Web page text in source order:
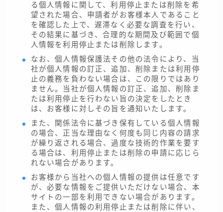
る個人情報に関して、利用停止または削除を希
望された場合、申請者がお客様本人であること
を確認した上で、遅滞なく必要な調査を行い、
その結果に基づき、合理的な期間及び範囲で個
人情報を利用停止または削除します。
なお、個人情報保護法その他の法令により、当
社が個人情報の訂正、追加、削除または利用停
止の義務を負わない場合は、この限りではあり
ません。当社が個人情報の訂正、追加、削除ま
たは利用停止を行わない旨の決定をしたとき
は、お客様に対しその旨を通知いたします。
また、関係法令に基づき保有している個人情報
の場合、正当な理由なく何度も同じ内容の請求
が繰り返される場合、過度な技術的作業を要す
る場合は、利用停止または削除の申請に応じら
れない場合があります。
お客様から当社への個人情報の提供は任意です
が、必要な情報をご提供いただけない場合、本
サイトの一部を利用できない場合があります。
また、個人情報の利用停止または削除に伴い、